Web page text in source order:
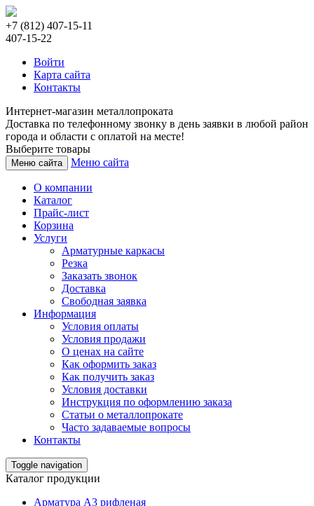
+7 (812) 407-15-11
407-15-22
Войти
Карта сайта
Контакты
Интернет-магазин металлопроката
Доставка по телефонному звонку в день заявки в любой район
города и области с оплатой на месте!
Выберите товары
Меню сайта Меню сайта
О компании
Каталог
Прайс-лист
Корзина
Услуги
Арматурные каркасы
Резка
Заказать звонок
Доставка
Свободная заявка
Информация
Условия оплаты
Условия продажи
О ценах на сайте
Как оформить заказ
Как получить заказ
Условия доставки
Инструкция по оформлению заказа
Статьи о металлопрокате
Часто задаваемые вопросы
Контакты
Toggle navigation
Каталог продукции
Арматура А3 рифленая